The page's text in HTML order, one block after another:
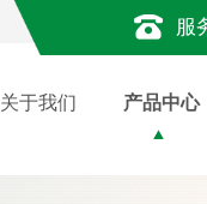
服
关于我们 产品中心